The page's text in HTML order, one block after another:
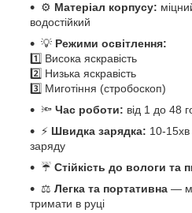
⚙️ Матеріал корпусу:
водостійкий
💡 Режими освітлення:
1️⃣ Висока яскравість
2️⃣ Низька яскравість
3️⃣ Миготіння (стробоскоп)
🔦 Час роботи: від 1 до 48
⚡ Швидка зарядка: 10-
заряду
☔ Стійкість до вологи та
⚖️ Легка та портативна —
тримати в руці